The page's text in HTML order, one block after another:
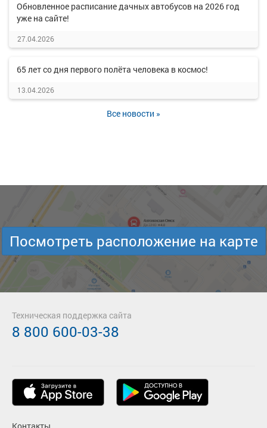
Обновленное расписание дачных автобусов на 2026 год
уже на сайте!
27.04.2026
65 лет со дня первого полёта человека в космос!
13.04.2026
Все новости »
Посмотреть расположение на карте
Техническая поддержка сайта
8 800 600-03-38